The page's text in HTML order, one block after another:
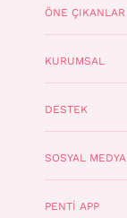
ÖNE ÇIKANLAR
KURUMSAL
DESTEK
SOSYAL MEDYA
PENTI APP